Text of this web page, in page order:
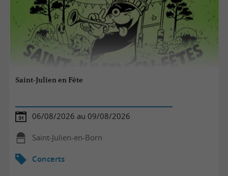
Saint-Julien en Fête
06/08/2026 au 09/08/2026
Saint-Julien-en-Born
Concerts